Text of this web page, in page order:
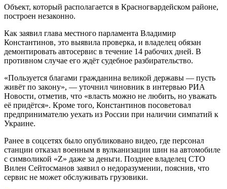
Объект, который располагается в Красногвардейском районе,
построен незаконно.
Как заявил глава местного парламента Владимир
Константинов, это выявила проверка, и владелец обязан
демонтировать автосервис в течение 14 рабочих дней. В
противном случае его ждёт судебное разбирательство.
«Пользуется благами гражданина великой державы — пусть
живёт по закону», — уточнил чиновник в интервью РИА
Новости, отметив, что «власть можно не любить, но уважать
её придётся». Кроме того, Константинов посоветовал
предпринимателю уехать из России при наличии симпатий к
Украине.
Ранее в соцсетях было опубликовано видео, где персонал
станции отказал военным в вулканизации шин на автомобиле
с символикой «Z» даже за деньги. Позднее владелец СТО
Вилен Сейтосманов заявил о недоразумении, пояснив, что
сервис не может обслуживать грузовики.